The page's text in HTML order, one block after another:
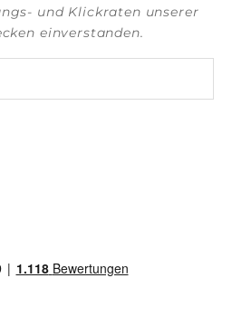
und Klickraten unserer
einverstanden.